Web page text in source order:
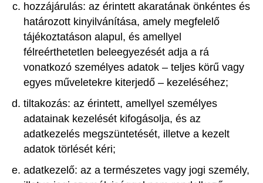
hozzájárulás: az érintett akaratának önkéntes és
határozott kinyilvánítása, amely megfelelő
tájékoztatáson alapul, és amellyel
félreérthetetlen beleegyezését adja a rá
vonatkozó személyes adatok – teljes körű vagy
egyes műveletekre kiterjedő – kezeléséhez;
tiltakozás: az érintett, amellyel személyes
adatainak kezelését kifogásolja, és az
adatkezelés megszüntetését, illetve a kezelt
adatok törlését kéri;
adatkezelő: az a természetes vagy jogi személy,